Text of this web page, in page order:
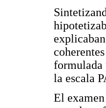
formulada
la escala
El